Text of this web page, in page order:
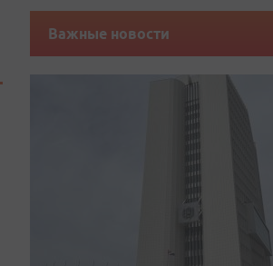
Важные новости